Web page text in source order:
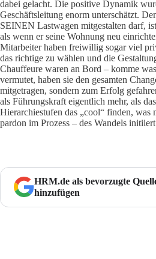
dabei gelacht. Die positive Dynamik
Geschäftsleitung enorm unterschätzt.
SEINEN Lastwagen mitgestalten darf,
als wenn er seine Wohnung neu
Mitarbeiter haben freiwillig sogar viel
das richtige zu wählen und die
Chauffeure waren an Bord – komme
vermutet, haben sie den gesamten
mitgetragen, sondern zum Erfolg
als Führungskraft eigentlich mehr, als
Hierarchiestufen das „cool“ finden, was
pardon im Prozess – des Wandels
HRM.de als bevorzugte
hinzufügen